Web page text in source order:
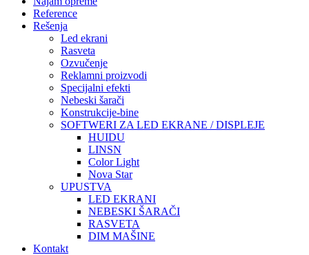
Reference
Rešenja
Led ekrani
Rasveta
Ozvučenje
Reklamni proizvodi
Specijalni efekti
Nebeski šarači
Konstrukcije-bine
SOFTWERI ZA LED EKRANE / DISPLEJE
HUIDU
LINSN
Color Light
Nova Star
UPUSTVA
LED EKRANI
NEBESKI ŠARAČI
RASVETA
DIM MAŠINE
Kontakt